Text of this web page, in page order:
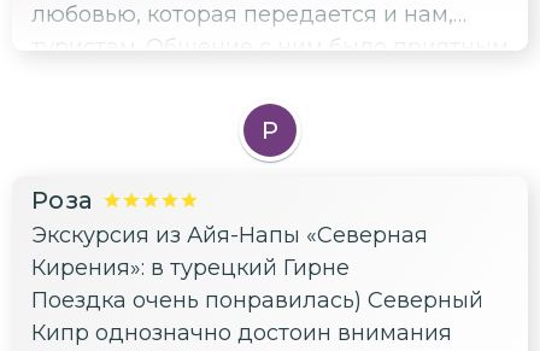
любовью, которая передается и нам,
туристам. Общение с ним было приятным
всяких похвал. Удобное авто и ресторан
на обед отличный. Всё было вкусно,
Р
Роза
Экскурсия из Айя-Напы «Северная
Кирения»: в турецкий Гирне
Поездка очень понравилась) Северный
Кипр однозначно достоин внимания